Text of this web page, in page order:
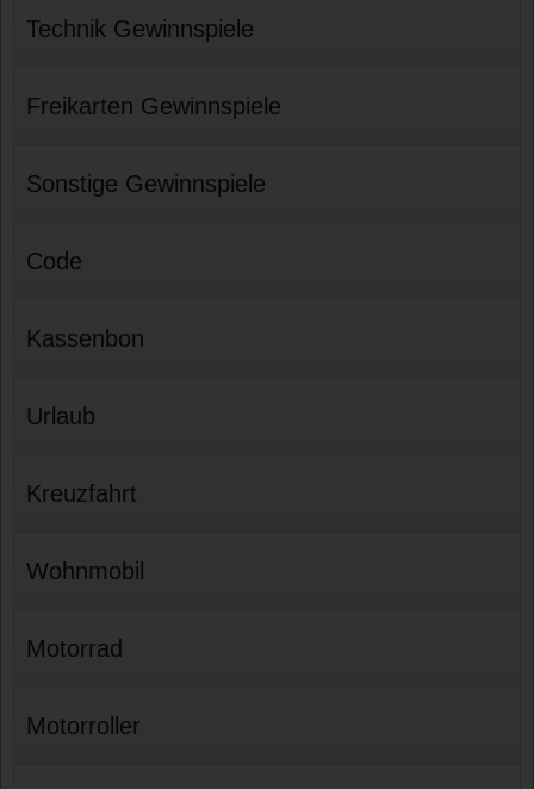
Technik Gewinnspiele
Freikarten Gewinnspiele
Sonstige Gewinnspiele
Code
Kassenbon
Urlaub
Kreuzfahrt
Wohnmobil
Motorrad
Motorroller